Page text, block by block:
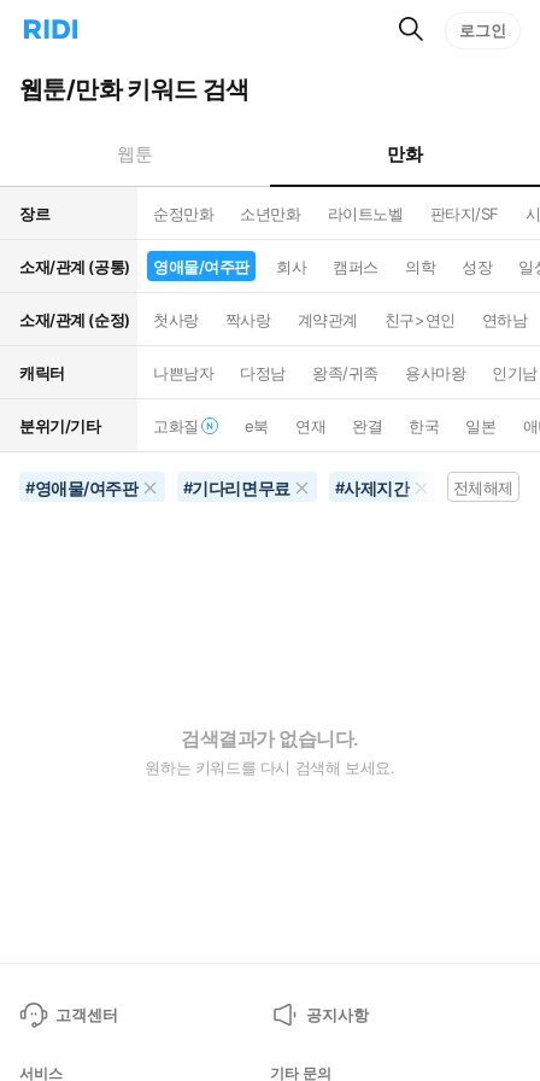
리
홈
으
턴
트
검
로그인
웹툰/만화 키워드 검색
웹툰 만화
장르 순정만화 소년만화 라이트노벨 판타지/SF
소재/관계 (공통) 영애물/여주판 회사 캠퍼스 의학 성장 일
소재/관계 (순정) 첫사랑 짝사랑 계약관계 친구>연인 연하남
캐릭터 나쁜남자 다정남 왕족/귀족 용사마왕 인기남
분위기/기타 고화질 e북 연재 완결 한국 일본
#영애물/여주판 #기다리면무료 #사제지간 #10권이상
전체해제
검색결과가 없습니다.
원하는 키워드를 다시 검색해 보세요.
고객센터 공지사항
서비스 기타 문의